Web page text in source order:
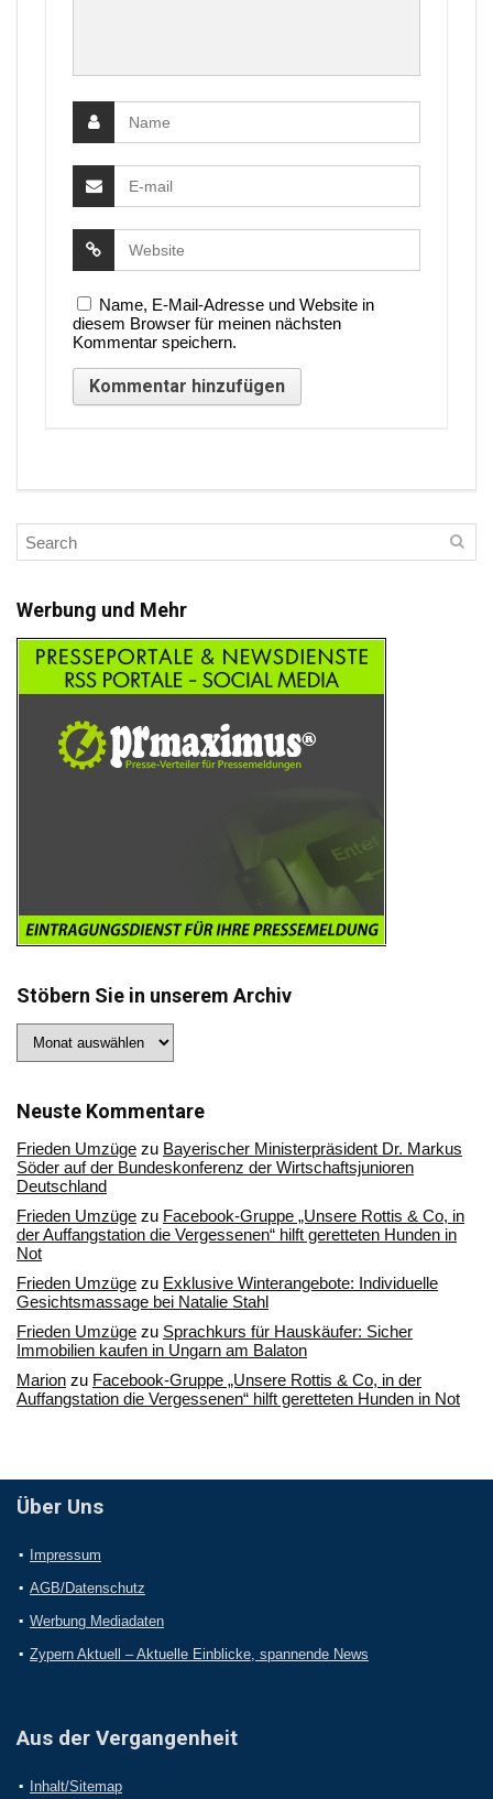
Name, E-Mail-Adresse und Website in
diesem Browser für meinen nächsten
Kommentar speichern.
Werbung und Mehr
Stöbern Sie in unserem Archiv
Sie
Archiv
Neuste Kommentare
Frieden Umzüge zu Bayerischer Ministerpräsident Dr. Markus
Söder auf der Bundeskonferenz der Wirtschaftsjunioren
Deutschland
Frieden Umzüge zu Facebook-Gruppe „Unsere Rottis & Co, in
der Auffangstation die Vergessenen“ hilft geretteten Hunden in
Not
Frieden Umzüge zu Exklusive Winterangebote: Individuelle
Gesichtsmassage bei Natalie Stahl
Frieden Umzüge zu Sprachkurs für Hauskäufer: Sicher
Immobilien kaufen in Ungarn am Balaton
Marion zu Facebook-Gruppe „Unsere Rottis & Co, in der
Auffangstation die Vergessenen“ hilft geretteten Hunden in Not
Über Uns
Impressum
AGB/Datenschutz
Werbung Mediadaten
Zypern Aktuell – Aktuelle Einblicke, spannende News
Aus der Vergangenheit
Inhalt/Sitemap